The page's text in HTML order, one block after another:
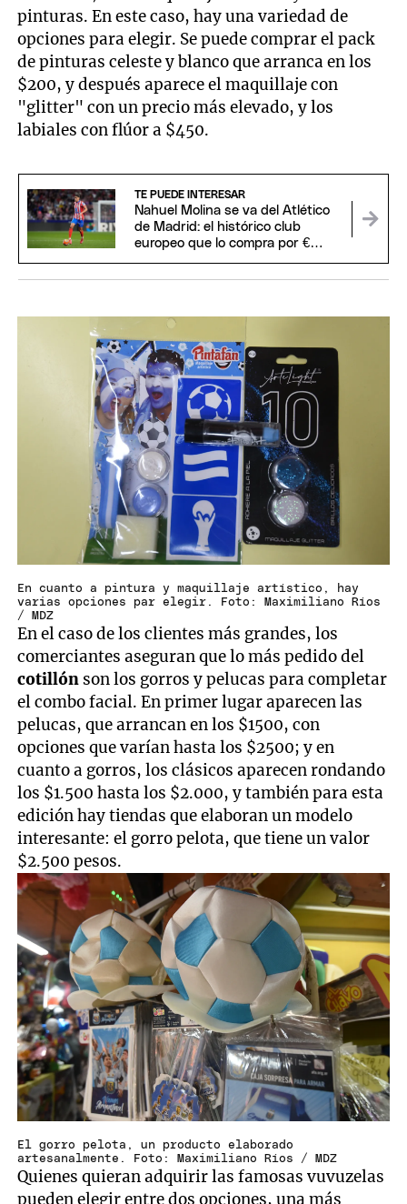
pinturas. En este caso, hay una variedad de
opciones para elegir. Se puede comprar el pack
de pinturas celeste y blanco que arranca en los
$200, y después aparece el maquillaje con
"glitter" con un precio más elevado, y los
labiales con flúor a $450.
TE PUEDE INTERESAR
Nahuel Molina se va del Atlético
de Madrid: el histórico club
europeo que lo compra por €
En cuanto a pintura y maquillaje artístico, hay
varias opciones par elegir. Foto: Maximiliano Ríos
/ MDZ
En el caso de los clientes más grandes, los
comerciantes aseguran que lo más pedido del
cotillón son los gorros y pelucas para completar
el combo facial. En primer lugar aparecen las
pelucas, que arrancan en los $1500, con
opciones que varían hasta los $2500; y en
cuanto a gorros, los clásicos aparecen rondando
los $1.500 hasta los $2.000, y también para esta
edición hay tiendas que elaboran un modelo
interesante: el gorro pelota, que tiene un valor
$2.500 pesos.
El gorro pelota, un producto elaborado
artesanalmente. Foto: Maximiliano Ríos / MDZ
Quienes quieran adquirir las famosas vuvuzelas
pueden elegir entre dos opciones, una más